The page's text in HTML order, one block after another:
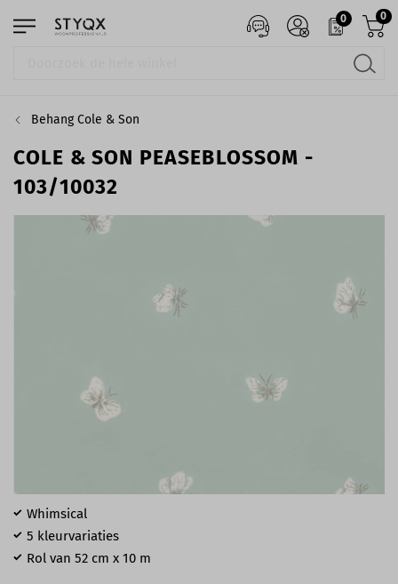
0 0
Behang Cole & Son
COLE & SON PEASEBLOSSOM -
103/10032
Whimsical
5 kleurvariaties
Rol van 52 cm x 10 m